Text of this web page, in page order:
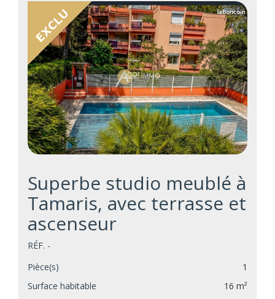
Superbe studio meublé à
Tamaris, avec terrasse et
ascenseur
RÉF. -
Pièce(s)
1
Surface habitable
16 m²